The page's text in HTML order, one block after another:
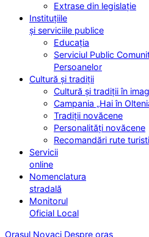
Extrase din legislație
Instituțiile
și serviciile publice
Educația
Serviciul Public
Persoanelor
Cultură și tradiții
Cultură și tradiții în
Campania „Hai în
Tradiții novăcene
Personalități novăcene
Recomandări rute
Servicii
online
Nomenclatura
stradală
Monitorul
Oficial Local
Orașul Novaci Despre oraș